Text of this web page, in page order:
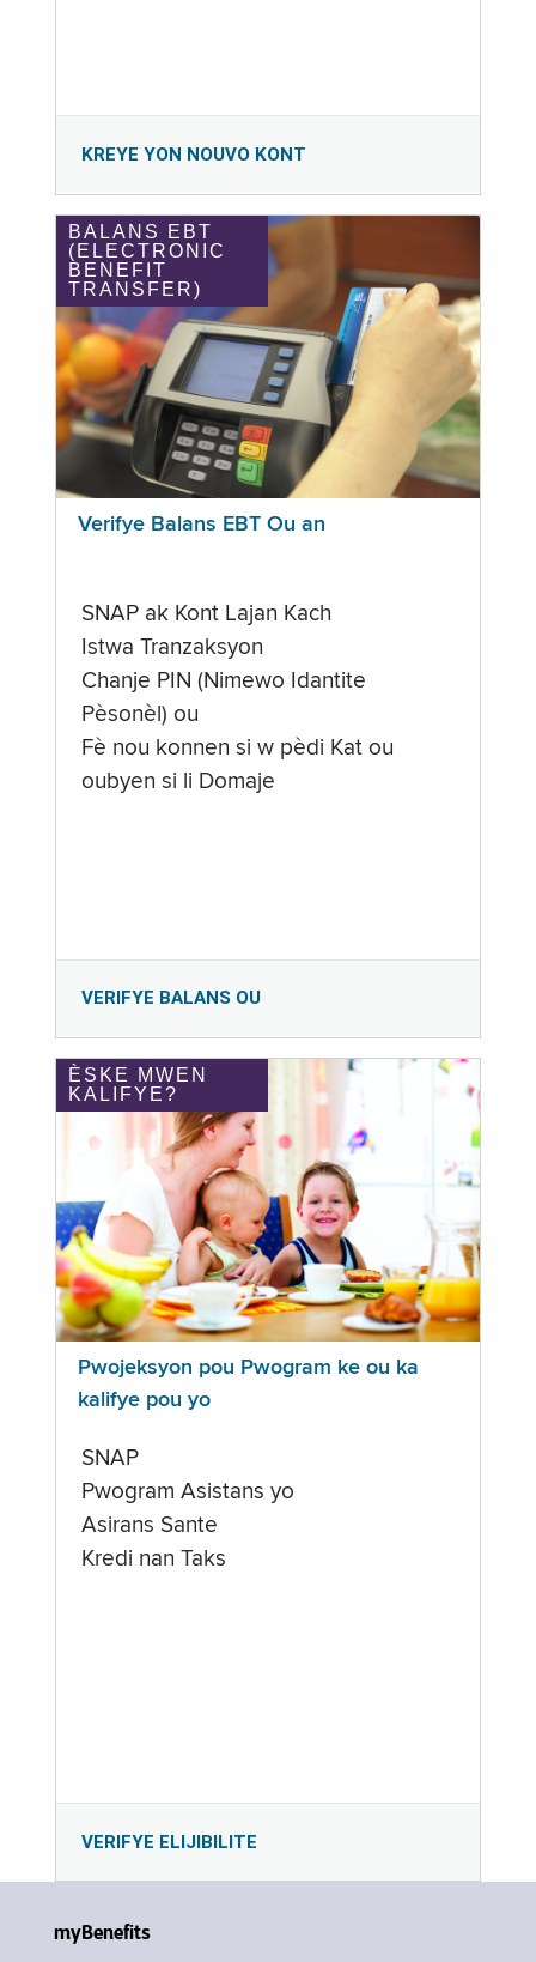
KREYE YON NOUVO KONT
BALANS EBT
(ELECTRONIC
BENEFIT
TRANSFER)
Verifye Balans EBT Ou an
SNAP ak Kont Lajan Kach
Istwa Tranzaksyon
Chanje PIN (Nimewo Idantite
Pèsonèl) ou
Fè nou konnen si w pèdi Kat ou
oubyen si li Domaje
VERIFYE BALANS OU
ÈSKE MWEN
KALIFYE?
Pwojeksyon pou Pwogram ke ou ka
kalifye pou yo
SNAP
Pwogram Asistans yo
Asirans Sante
Kredi nan Taks
VERIFYE ELIJIBILITE
myBenefits